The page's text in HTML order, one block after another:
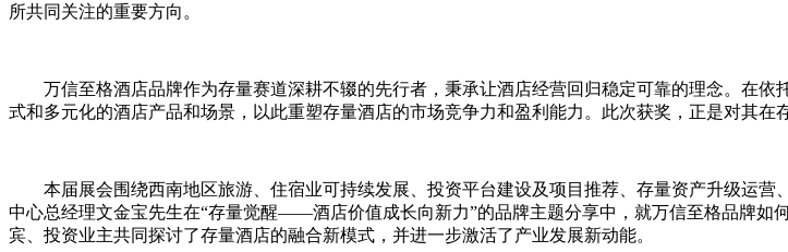
所共同关注的重要方向。
万信至格酒店品牌作为存量赛道深耕不辍的先行者，秉承让酒店经营回归稳定可靠的理念。在依
式和多元化的酒店产品和场景，以此重塑存量酒店的市场竞争力和盈利能力。此次获奖，正是对其在
本届展会围绕西南地区旅游、住宿业可持续发展、投资平台建设及项目推荐、存量资产升级运营
中心总经理文金宝先生在“存量觉醒——酒店价值成长向新力”的品牌主题分享中，就万信至格品牌如
宾、投资业主共同探讨了存量酒店的融合新模式，并进一步激活了产业发展新动能。